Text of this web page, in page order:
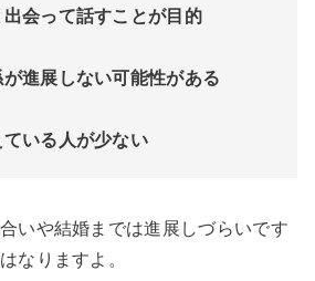
会って話すことが目的
進展しない可能性がある
いる人が少ない
いや結婚までは進展しづらいです
なりますよ。